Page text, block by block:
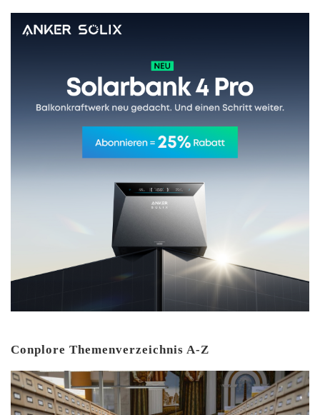
Conplore Themenverzeichnis A-Z